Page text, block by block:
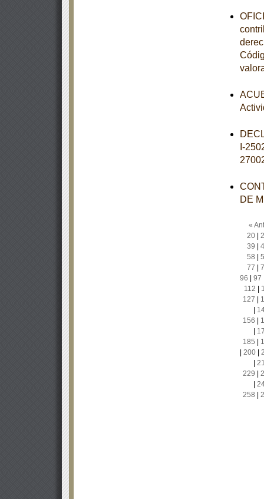
I-
DE
«
20|
39
58
77
96
97
112
127
156
185
200|
229
258